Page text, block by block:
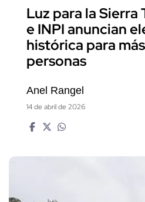
Luz para la Sierra
e INPI anuncian
histórica para
personas
Anel Rangel
14 de abril de 2026